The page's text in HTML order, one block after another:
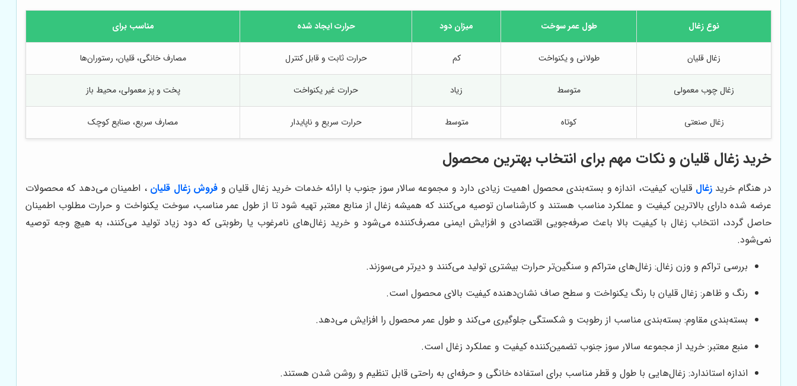
نوع زغال طول عمر سوخت میزان دود حرارت ایجاد شده مناسب برای
زغال قلیان طولانی و یکنواخت کم حرارت ثابت و قابل کنترل مصارف خانگی، قلیان، رستوران‌ها
زغال چوب معمولی متوسط زیاد حرارت غیر یکنواخت پخت و پز معمولی، محیط باز
زغال صنعتی کوتاه متوسط حرارت سریع و ناپایدار مصارف سریع، صنایع کوچک
خرید زغال قلیان و نکات مهم برای انتخاب بهترین محصول
در هنگام خریدزغال قلیان، کیفیت، اندازه و بسته‌بندی محصول اهمیت زیادی دارد و مجموعه سالار سوز جنوب با ارائه خدمات خرید زغال قلیان و فروش زغال قلیان ، اطمینان می‌دهد که محصولات
عرضه شده دارای بالاترین کیفیت و عملکرد مناسب هستند و کارشناسان توصیه می‌کنند که همیشه زغال از منابع معتبر تهیه شود تا از طول عمر مناسب، سوخت یکنواخت و حرارت مطلوب اطمینان
حاصل گردد، انتخاب زغال با کیفیت بالا باعث صرفه‌جویی اقتصادی و افزایش ایمنی مصرف‌کننده می‌شود و خرید زغال‌های نامرغوب یا رطوبتی که دود زیاد تولید می‌کنند، به هیچ وجه توصیه
نمی‌شود.
بررسی تراکم و وزن زغال: زغال‌های متراکم و سنگین‌تر حرارت بیشتری تولید می‌کنند و دیرتر می‌سوزند.
رنگ و ظاهر: زغال قلیان با رنگ یکنواخت و سطح صاف نشان‌دهنده کیفیت بالای محصول است.
بسته‌بندی مقاوم: بسته‌بندی مناسب از رطوبت و شکستگی جلوگیری می‌کند و طول عمر محصول را افزایش می‌دهد.
منبع معتبر: خرید از مجموعه سالار سوز جنوب تضمین‌کننده کیفیت و عملکرد زغال است.
اندازه استاندارد: زغال‌هایی با طول و قطر مناسب برای استفاده خانگی و حرفه‌ای به راحتی قابل تنظیم و روشن شدن هستند.